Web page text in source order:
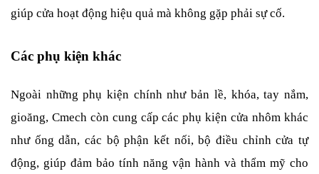
giúp cửa hoạt động hiệu quả mà không gặp phải sự cố.
Các phụ kiện khác
Ngoài những phụ kiện chính như bản lề, khóa, tay nắm,
gioăng, Cmech còn cung cấp các phụ kiện cửa nhôm khác
như ống dẫn, các bộ phận kết nối, bộ điều chỉnh cửa tự
động, giúp đảm bảo tính năng vận hành và thẩm mỹ cho